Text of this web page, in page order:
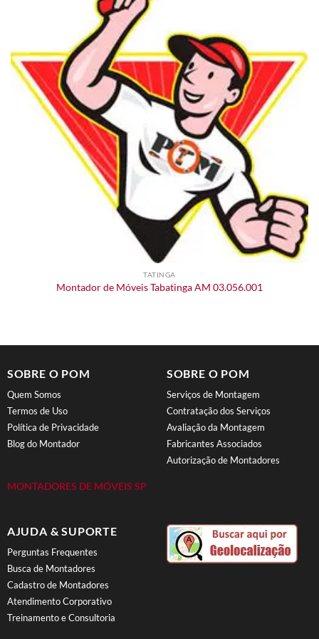
TATINGA
Montador de Móveis Tabatinga AM 03.056.001
SOBRE O POM
Quem Somos
Termos de Uso
Política de Privacidade
Blog do Montador
MONTADORES DE MÓVEIS SP
SOBRE O POM
Serviços de Montagem
Contratação dos Serviços
Avaliação da Montagem
Fabricantes Associados
Autorização de Montadores
AJUDA & SUPORTE
Perguntas Frequentes
Busca de Montadores
Cadastro de Montadores
Atendimento Corporativo
Treinamento e Consultoria